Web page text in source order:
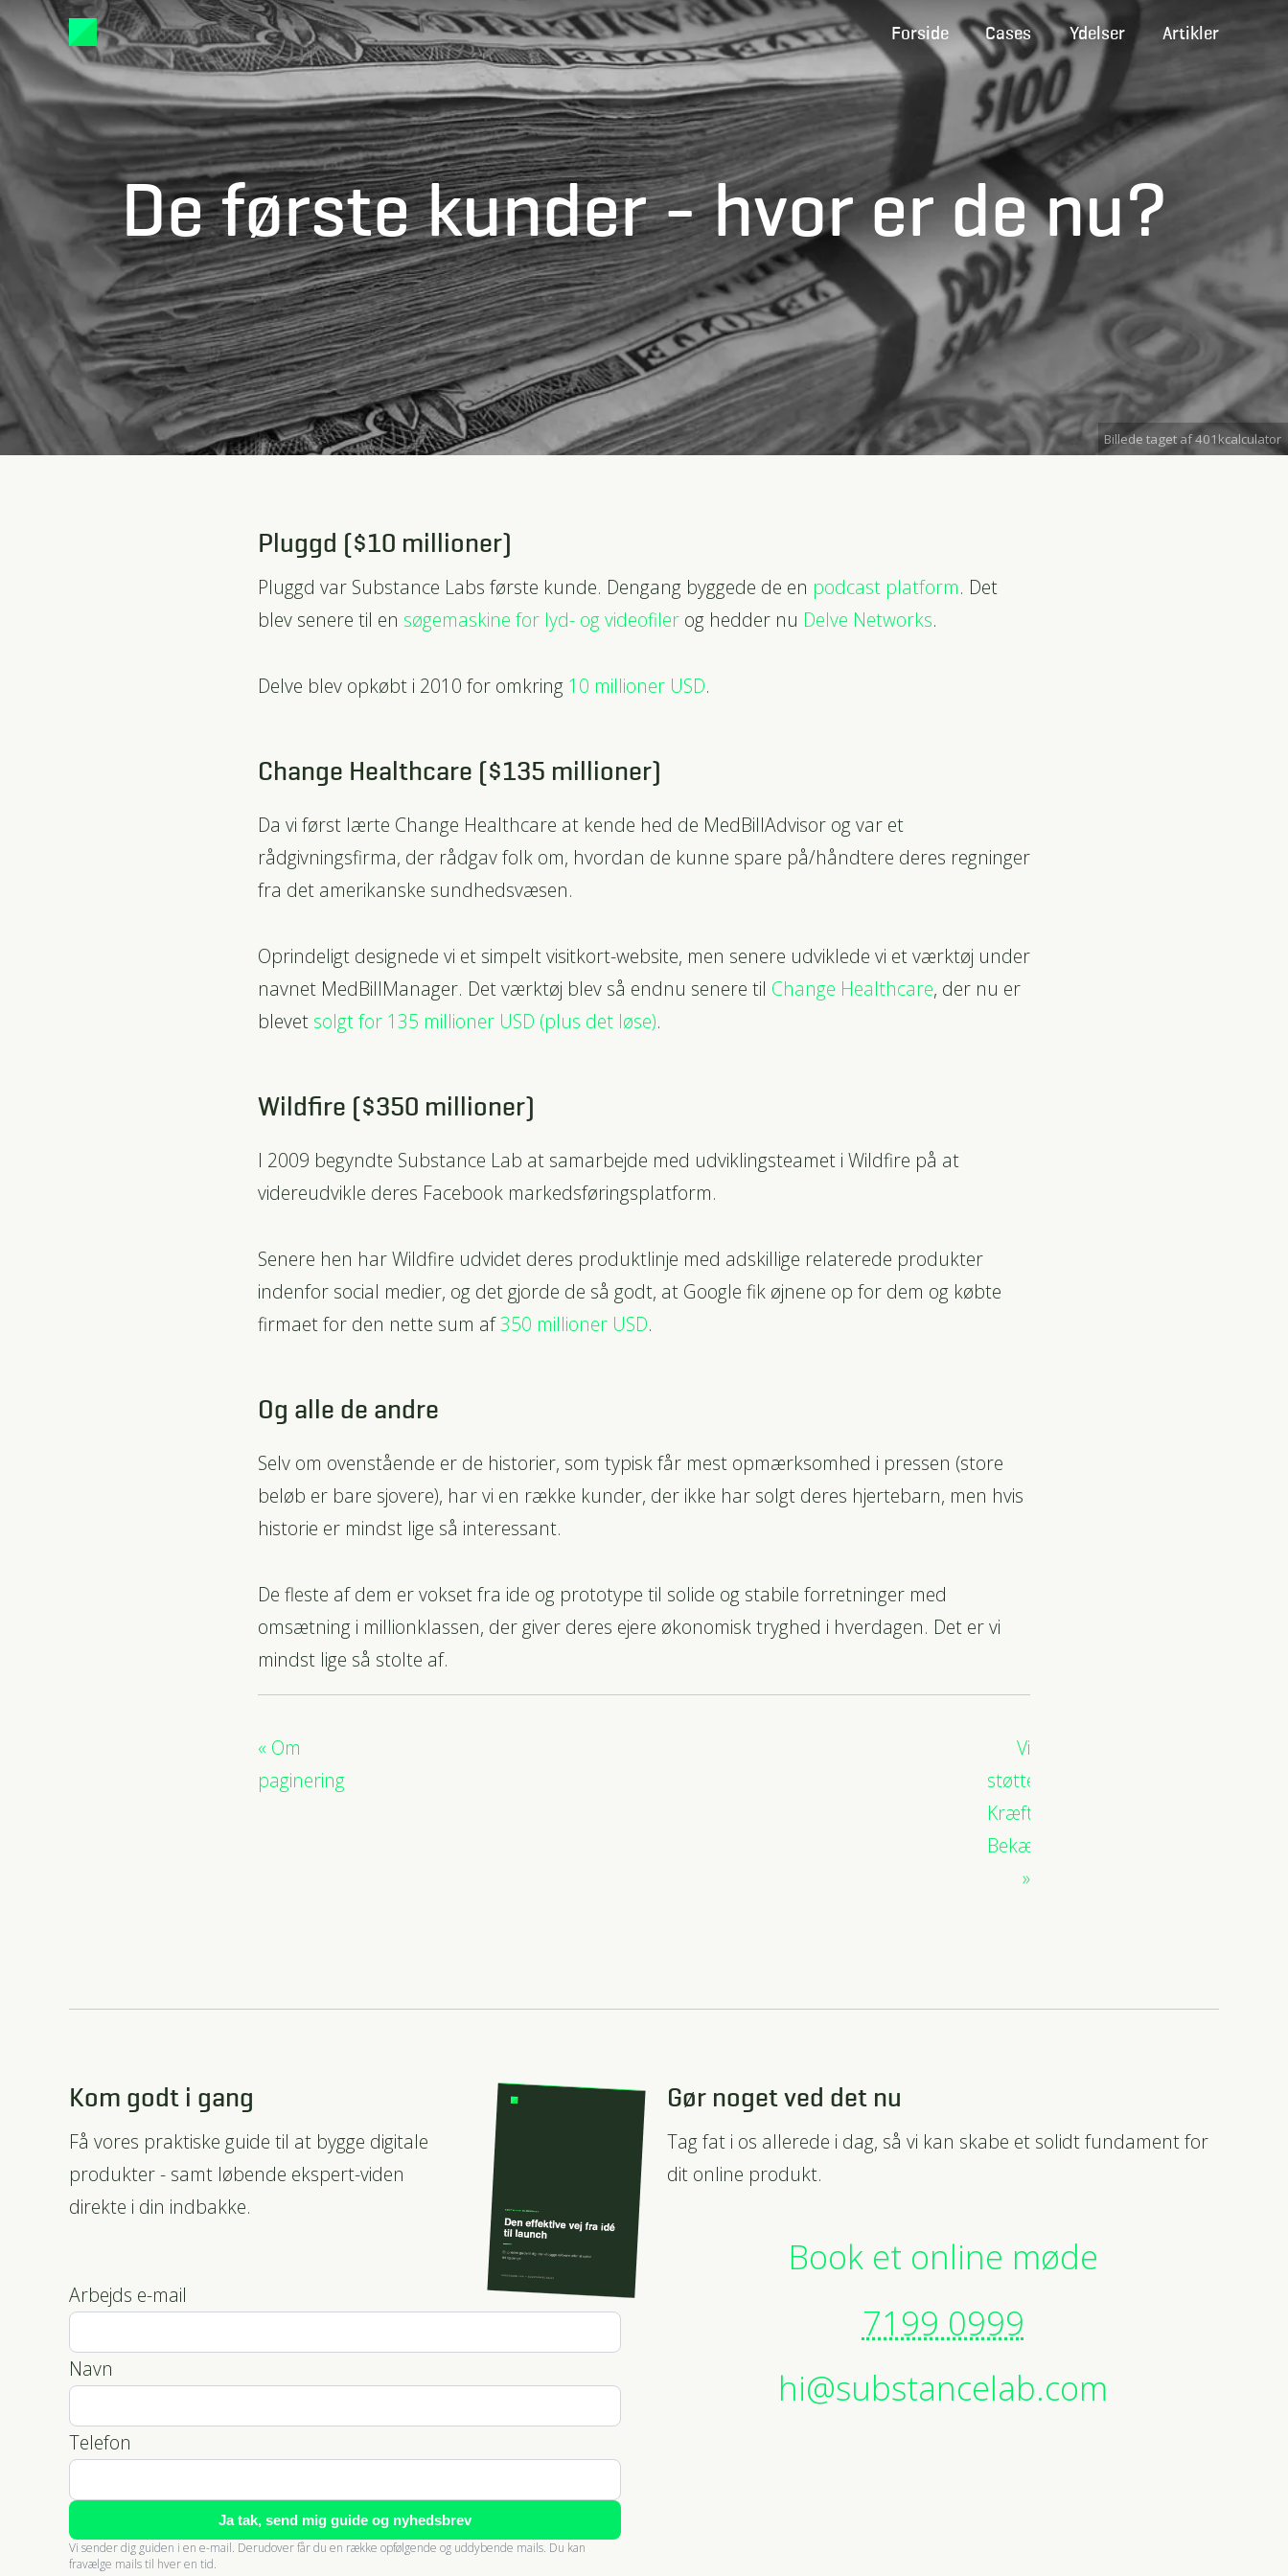
Forside Cases Ydelser Artikler
De første kunder - hvor er de nu?
Billede taget af 401kcalculator
Pluggd ($10 millioner)
Pluggd var Substance Labs første kunde. Dengang byggede de en podcast platform. Det
blev senere til en søgemaskine for lyd- og videofilerog hedder nu Delve Networks.
Delve blev opkøbt i 2010 for omkring 10 millioner USD.
Change Healthcare ($135 millioner)
Da vi først lærte Change Healthcare at kende hed de MedBillAdvisor og var et
rådgivningsfirma, der rådgav folk om, hvordan de kunne spare på/håndtere deres regninger
fra det amerikanske sundhedsvæsen.
Oprindeligt designede vi et simpelt visitkort-website, men senere udviklede vi et værktøj under
navnet MedBillManager. Det værktøj blev så endnu senere til Change Healthcare, der nu er
blevet solgt for 135 millioner USD (plus det løse).
Wildfire ($350 millioner)
I 2009 begyndte Substance Lab at samarbejde med udviklingsteamet i Wildfire på at
videreudvikle deres Facebook markedsføringsplatform.
Senere hen har Wildfire udvidet deres produktlinje med adskillige relaterede produkter
indenfor social medier, og det gjorde de så godt, at Google fik øjnene op for dem og købte
firmaet for den nette sum af350 millioner USD.
Og alle de andre
Selv om ovenstående er de historier, som typisk får mest opmærksomhed i pressen (store
beløb er bare sjovere), har vi en række kunder, der ikke har solgt deres hjertebarn, men hvis
historie er mindst lige så interessant.
De fleste af dem er vokset fra ide og prototype til solide og stabile forretninger med
omsætning i millionklassen, der giver deres ejere økonomisk tryghed i hverdagen. Det er vi
mindst lige så stolte af.
Om
paginering
Vi
støtter
Kræftens
Bekæmpelse
Kom godt i gang
Få vores praktiske guide til at bygge digitale
produkter - samt løbende ekspert-viden
direkte i din indbakke.
Arbejds e-mail
Navn
Telefon
Ja tak, send mig guide og nyhedsbrev
Vi sender dig guiden i en e-mail. Derudover får du en række opfølgende og uddybende mails. Du kan
fravælge mails til hver en tid.
Gør noget ved det nu
Tag fat i os allerede i dag, så vi kan skabe et solidt fundament for
dit online produkt.
Book et online møde
7199 0999
hi@substancelab.com